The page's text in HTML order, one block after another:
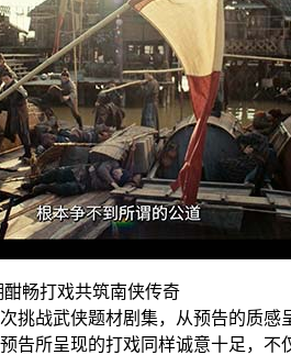
畅打戏共筑南侠传奇
挑战武侠题材剧集，从预告的质
告所呈现的打戏同样诚意十足，